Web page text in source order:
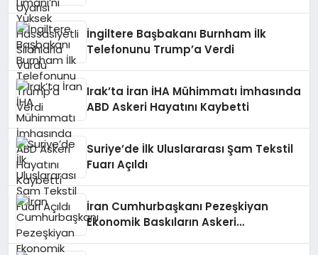
İngiltere Başbakanı Burnham İlk
Telefonunu Trump’a Verdi
Irak’ta İran İHA Mühimmatı İmhasında
ABD Askeri Hayatını Kaybetti
Suriye’de İlk Uluslararası Şam Tekstil
Fuarı Açıldı
İran Cumhurbaşkanı Pezeşkiyan
Ekonomik Baskıların Askeri